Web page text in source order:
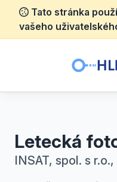
Tato stránka
vašeho
Letecká
INSAT, spol. s